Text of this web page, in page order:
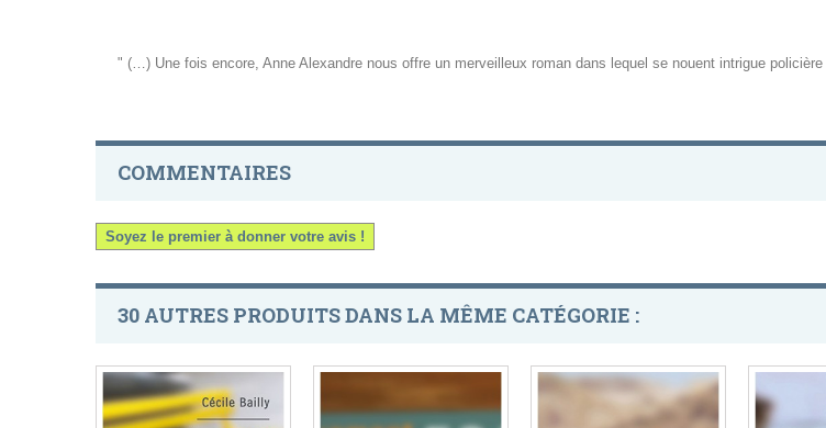
" (…) Une fois encore, Anne Alexandre nous offre un merveilleux roman dans lequel se nouent intrigue
COMMENTAIRES
Soyez le premier à donner votre avis !
30 AUTRES PRODUITS DANS LA MÊME CATÉGORIE :